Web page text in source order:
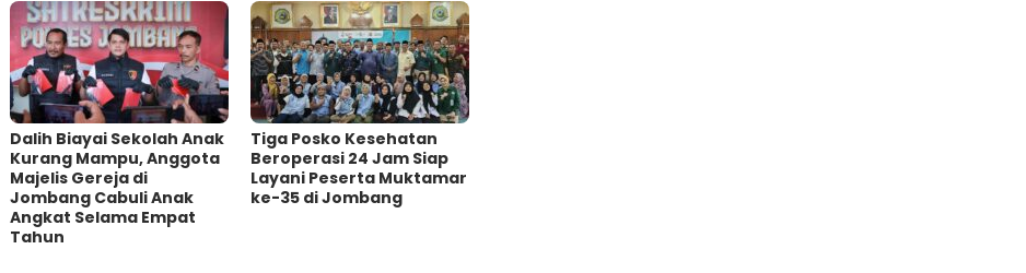
Dalih Biayai Sekolah Anak
Kurang Mampu, Anggota
Majelis Gereja di
Jombang Cabuli Anak
Angkat Selama Empat
Tahun
Tiga Posko Kesehatan
Beroperasi 24 Jam Siap
Layani Peserta Muktamar
ke-35 di Jombang